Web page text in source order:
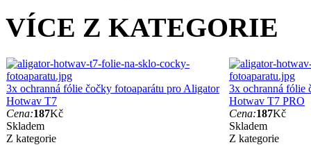
VÍCE Z KATEGORIE
3x ochranná fólie čočky fotoaparátu pro Aligator
Hotwav T7
Cena:187Kč
Skladem
Z kategorie
3x ochranná fólie
Hotwav T7 PRO
Cena:187Kč
Skladem
Z kategorie